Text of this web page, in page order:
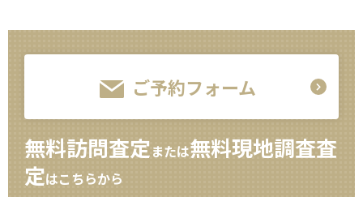
ご予約フォーム
無料訪問査定または無料現地調査査
定はこちらから